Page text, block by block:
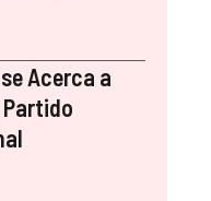
Acerca a